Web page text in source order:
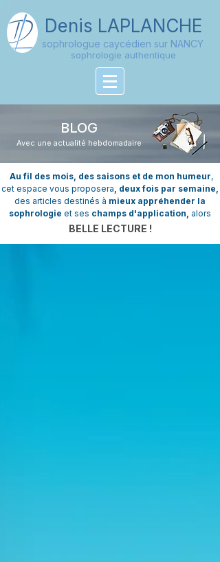
Denis LAPLANCHE
sophrologue caycédien sur NANCY
sophrologie authentique
BLOG
Avec une actualité hebdomadaire
Au fil des mois, des saisons et de mon humeur,
cet espace vous proposera, deux fois par semaine,
des articles destinés à mieux appréhender la
sophrologie et ses champs d'application, alors
BELLE LECTURE !